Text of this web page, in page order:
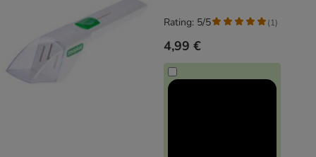
4,99 €
Rating: 5/5 (1)